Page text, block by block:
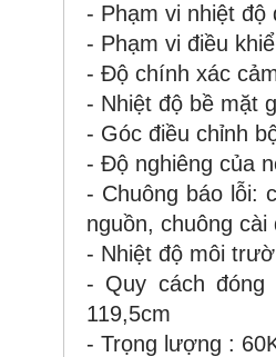
- Phạm vi nhiệt độ
- Phạm vi điều
- Độ chính xác
- Nhiệt độ bề mặt
- Góc điều chỉnh
- Độ nghiêng của
- Chuông báo lỗi:
nguồn, chuông
- Nhiệt độ môi
- Quy cách
119,5cm
- Trọng lượng :